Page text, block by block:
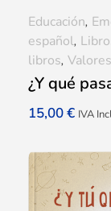
¿Y qué
15,00€ IVA
Educación,
español,
libros, Valores